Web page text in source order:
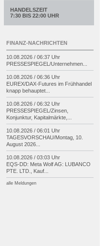
HANDELSZEIT
7:30 BIS 22:00 UHR
FINANZ-NACHRICHTEN
10.08.2026 / 06:37 Uhr
PRESSESPIEGEL/Unternehmen...
10.08.2026 / 06:36 Uhr
EUREX/DAX-Futures im Frühhandel
knapp behauptet...
10.08.2026 / 06:32 Uhr
PRESSESPIEGEL/Zinsen,
Konjunktur, Kapitalmärkte,...
10.08.2026 / 06:01 Uhr
TAGESVORSCHAU/Montag, 10.
August 2026...
10.08.2026 / 03:03 Uhr
EQS-DD: Meta Wolf AG: LUBANCO
PTE. LTD., Kauf...
alle Meldungen